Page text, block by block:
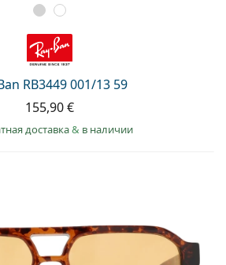
RB3449 001/13 59
155,90 €
доставка& в наличии